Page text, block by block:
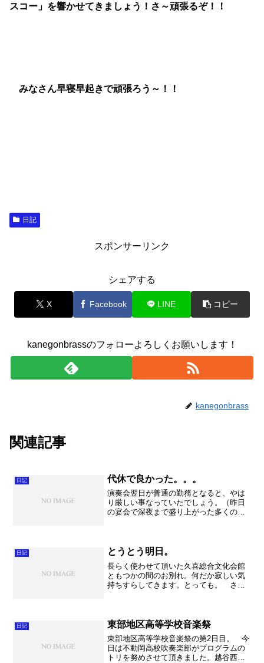
スコー」を響かせてきましょう！さ～頑張るぞ！！
みなさん早寝早起きで頑張ろう～！！
日記
スポンサーリンク
シェアする
X Facebook LINE コピー
kanegonbrassのフォローよろしくお願いします！
kanegonbrass
関連記事
日記 代休で良かった。。。
演奏会翌日が普通の勤務となると、やは
り厳しい事なっていたでしょう。（昨日
の宴会で深夜まで盛り上がった多くの人
電を逃して金子家にお泊り...
日記 とうとう明日。
長らく使わせて頂いた久喜総合文化会館
ともつかの間のお別れ。何だか寂しい気
持ちすらしてきます。とっても。 さて
はクリアしてきました。ゴー...
日記 東部地区高等学校音楽祭
東部地区高等学校音楽祭の第2日目。 今
日は不動岡高校吹奏楽部がプログラムの
トリを努めさせて頂きました。越谷西高